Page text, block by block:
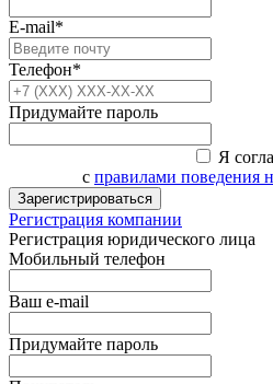
E-mail*
Телефон*
Придумайте пароль
Я
с правилами поведения
Зарегистрироваться
Регистрация компании
Регистрация юридического лица
Мобильный телефон
Ваш e-mail
Придумайте пароль